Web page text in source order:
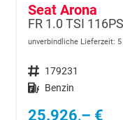
Seat Arona
FR 1.0 TSI
unverbindliche Lieferzeit:
Fahrzeugnr. 179231
Kraftstoff Benzin
25.926,– €